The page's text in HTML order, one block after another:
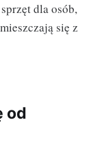
dla osób,
się z
od